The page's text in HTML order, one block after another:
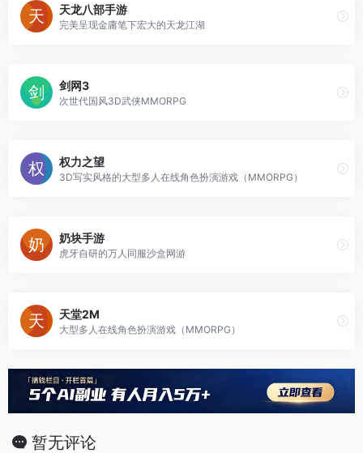
天龙八部手游
完美呈现金庸笔下宏大的天龙江湖
剑网3
次世代国风3D武侠MMORPG
权力之望
3D写实风格的大型多人在线角色扮演游戏（MMORPG）
奶块手游
虎牙自研的万人同服沙盒网游
天堂2M
大型多人在线角色扮演游戏（MMORPG）
暂无评论